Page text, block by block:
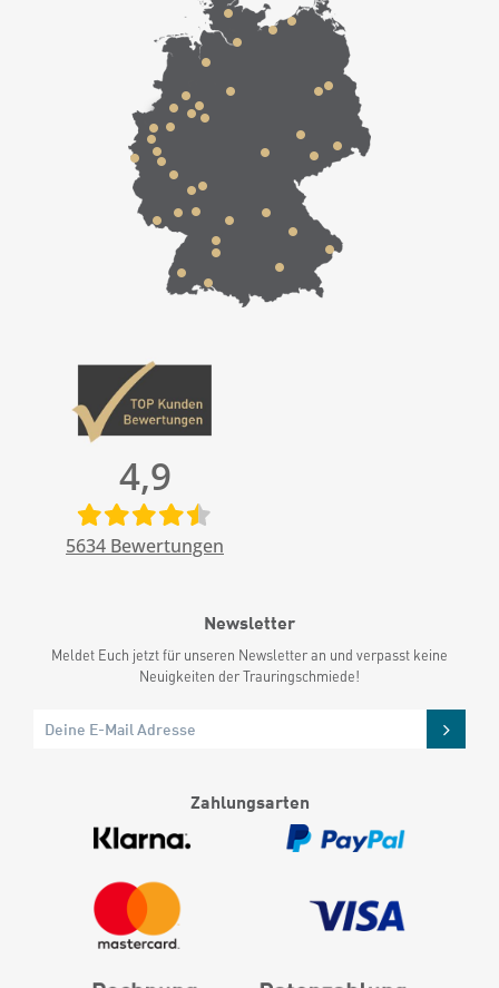
4,9
5634 Bewertungen
Newsletter
Meldet Euch jetzt für unseren Newsletter an und verpasst keine
Neuigkeiten der Trauringschmiede!
Zahlungsarten